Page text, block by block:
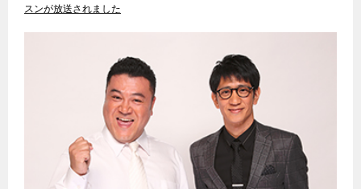
スンが放送されました